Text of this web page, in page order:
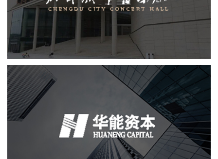
机构组织 网站建设
网站设计
金融保险 微信公众号 定制开发